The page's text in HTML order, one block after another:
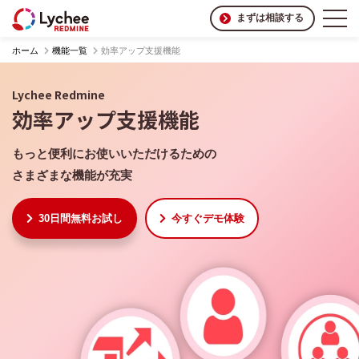
まずは相談する
ホーム 機能一覧 効率アップ支援機能
Lychee Redmine
効率アップ支援機能
もっと便利にお使いいただけるための
さまざまな機能が充実
30日間無料お試し 今すぐデモ体験